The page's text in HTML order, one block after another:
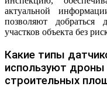
актуальной
позволяют добраться
участков объекта без
Какие типы
используют дроны
строительных